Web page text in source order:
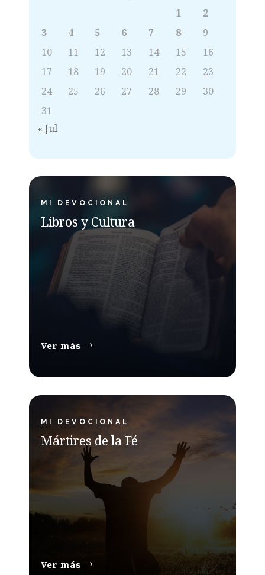
1
2
3
4 5 6 7 8
9
10
11 12 13 14 15
16
17
18 19 20 21 22
23
24
25 26 27 28 29
30
31
« Jul
MI DEVOCIONAL
Libros y Cultura
Ver más
MI DEVOCIONAL
Mártires de la Fé
Ver más